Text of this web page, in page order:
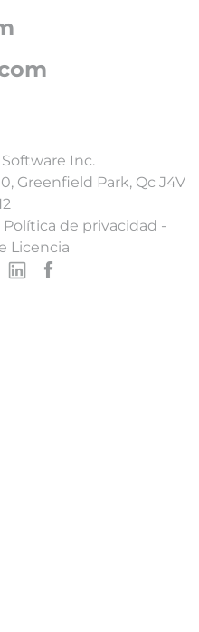
Inc.
Greenfield Park, Qc J4V
Política de privacidad -
Licencia